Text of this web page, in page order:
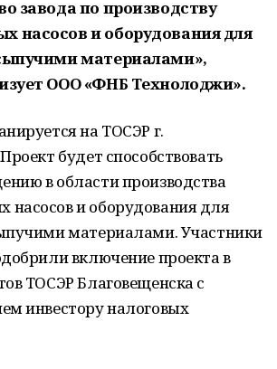
завода по производству
насосов и оборудования для
материалами»,
ООО «ФНБ Технолоджи».
на ТОСЭР г.
будет способствовать
в области производства
и оборудования для
материалами. Участники
включение проекта в
ТОСЭР Благовещенска с
инвестору налоговых